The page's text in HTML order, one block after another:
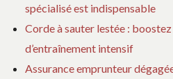
spécialisé est indispensable
Corde à sauter lestée :
d’entraînement intensif
Assurance emprunteur